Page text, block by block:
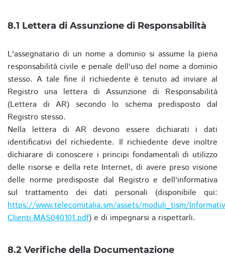
8.1 Lettera di Assunzione di Responsabilità
L'assegnatario di un nome a dominio si assume la piena
responsabilità civile e penale dell'uso del nome a dominio
stesso. A tale fine il richiedente è tenuto ad inviare al
Registro una lettera di Assunzione di Responsabilità
(Lettera di AR) secondo lo schema predisposto dal
Registro stesso.
Nella lettera di AR devono essere dichiarati i dati
identificativi del richiedente. Il richiedente deve inoltre
dichiarare di conoscere i principi fondamentali di utilizzo
delle risorse e della rete Internet, di avere preso visione
delle norme predisposte dal Registro e dell'informativa
sul trattamento dei dati personali (disponibile qui:
https://www.telecomitalia.sm/assets/moduli_tism/
Clienti-MAS040101.pdf) e di impegnarsi a rispettarli.
8.2 Verifiche della Documentazione